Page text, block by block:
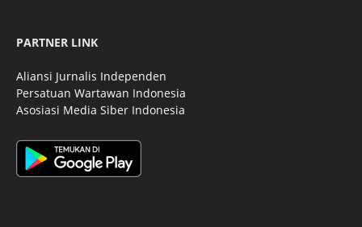
PARTNER LINK
Aliansi Jurnalis Independen
Persatuan Wartawan Indonesia
Asosiasi Media Siber Indonesia